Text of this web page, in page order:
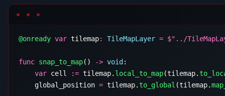
@onready var tilemap: TileMapLayer = $
func snap_to_map() -> void
    var
cell := tilemap. local_to_map(tilemap.
    global_position
= tilemap.to_global (tilemap.